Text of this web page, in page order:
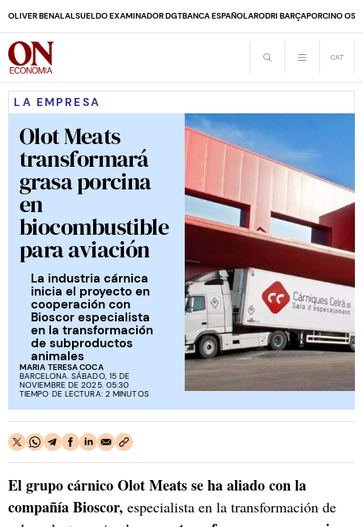
OLIVER BENALALSUELDO EXAMINADOR DGTBANCA ESPAÑOLARODRI BARÇAPORCINO
LA EMPRESA
Olot Meats
transformará
grasa porcina
en
biocombustible
para aviación
La industria cárnica
inicia el proyecto en
cooperación con
Bioscor especialista
en la transformación
de subproductos
animales
MARIA TERESA COCA
BARCELONA. SÁBADO, 15 DE
NOVIEMBRE DE 2025. 05:30
TIEMPO DE LECTURA: 2 MINUTOS
El grupo cárnico Olot Meats se ha aliado con la
compañía Bioscor, especialista en la transformación de